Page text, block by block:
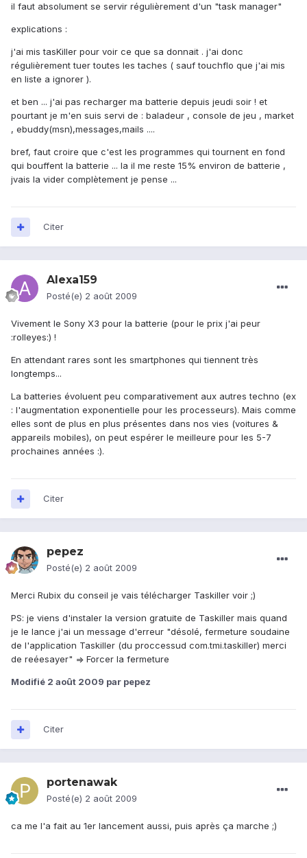
il faut absolument se servir régulièrement d'un "task manager"
explications :
j'ai mis tasKiller pour voir ce que sa donnait . j'ai donc
régulièrement tuer toutes les taches ( sauf touchflo que j'ai mis
en liste a ignorer ).
et ben ... j'ai pas recharger ma batterie depuis jeudi soir ! et
pourtant je m'en suis servi de : baladeur , console de jeu , market
, ebuddy(msn),messages,mails ....
bref, faut croire que c'est les programmes qui tournent en fond
qui bouffent la batterie ... la il me reste 15% environ de batterie ,
jvais la vider complètement je pense ...
Citer
Alexa159
Posté(e) 2 août 2009
Vivement le Sony X3 pour la batterie (pour le prix j'ai peur
:rolleyes:) !
En attendant rares sont les smartphones qui tiennent très
longtemps...
La batteries évoluent peu comparativement aux autres techno (ex
: l'augmentation exponentielle pour les processeurs). Mais comme
elles sont de plus en plus présentes dans nos vies (voitures &
appareils mobiles), on peut espérer le meilleure pour les 5-7
prochaines années :).
Citer
pepez
Posté(e) 2 août 2009
Merci Rubix du conseil je vais télécharger Taskiller voir ;)
PS: je viens d'instaler la version gratuite de Taskiller mais quand
je le lance j'ai un message d'erreur "désolé, fermeture soudaine
de l'application Taskiller (du proccessud com.tmi.taskiller) merci
de reéesayer" => Forcer la fermeture
Modifié 2 août 2009 par pepez
Citer
portenawak
Posté(e) 2 août 2009
ca me l'a fait au 1er lancement aussi, puis après ça marche ;)